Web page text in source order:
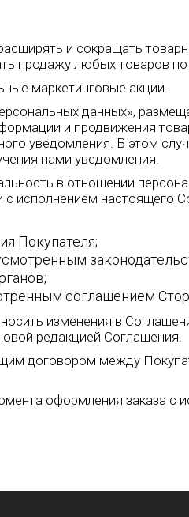
и сокращать
продажу любых товаров
маркетинговые акции.
данных»,
и продвижения
уведомления. В этом
нами уведомления.
в отношении
исполнением настоящего
Покупателя;
соглашением
изменения в
редакцией Соглашения.
договором между
оформления заказа с